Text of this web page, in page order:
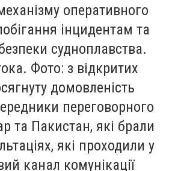
оперативного
інцидентам та
судноплавства.
Фото: з відкритих
домовленість
переговорного
та Пакистан, які брали
які проходили у
канал комунікації